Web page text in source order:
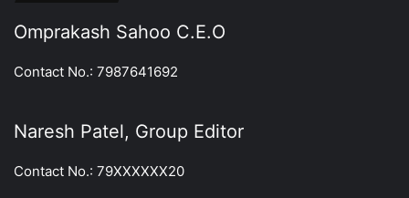
Omprakash Sahoo C.E.O
Contact No.: 7987641692
Naresh Patel, Group Editor
Contact No.: 79XXXXXX20